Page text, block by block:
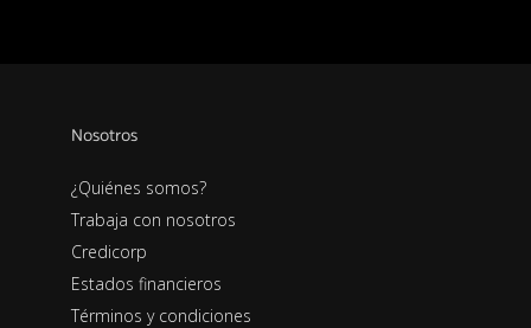
Nosotros
¿Quiénes somos?
Trabaja con nosotros
Credicorp
Estados financieros
Términos y condiciones